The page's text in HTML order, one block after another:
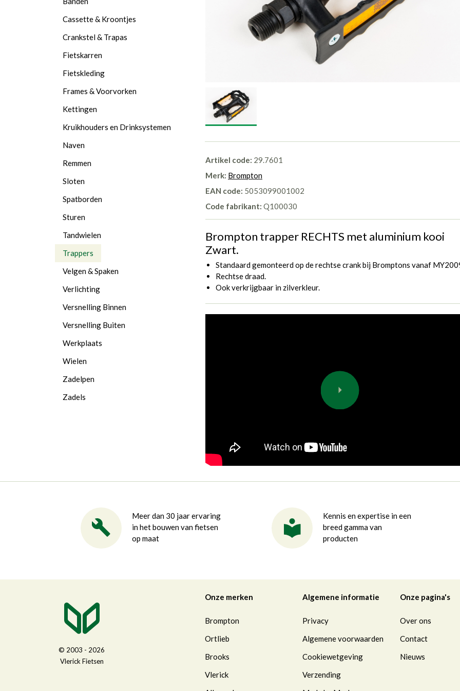
Artikel code: 29.7601
Merk: Brompton
EAN code: 5053099001002
Code fabrikant: Q100030
Brompton trapper RECHTS met aluminium kooi
Zwart.
Standaard gemonteerd op de rechtse crank bij Bromptons vanaf
Rechtse draad.
Ook verkrijgbaar in zilverkleur.
Cassette & Kroontjes
Crankstel & Trapas
Fietskarren
Fietskleding
Frames & Voorvorken
Kettingen
Kruikhouders en Drinksystemen
Naven
Remmen
Sloten
Spatborden
Sturen
Tandwielen
Trappers
Velgen & Spaken
Verlichting
Versnelling Binnen
Versnelling Buiten
Werkplaats
Wielen
Zadelpen
Zadels
Meer dan 30 jaar ervaring
in het bouwen van fietsen
op maat
Kennis en expertise in een
breed gamma van
producten
© 2003 - 2026
Vlerick Fietsen
Onze merken
Brompton
Ortlieb
Brooks
Vlerick
Algemene informatie
Privacy
Algemene voorwaarden
Cookiewetgeving
Verzending
Onze pagina's
Over ons
Contact
Nieuws